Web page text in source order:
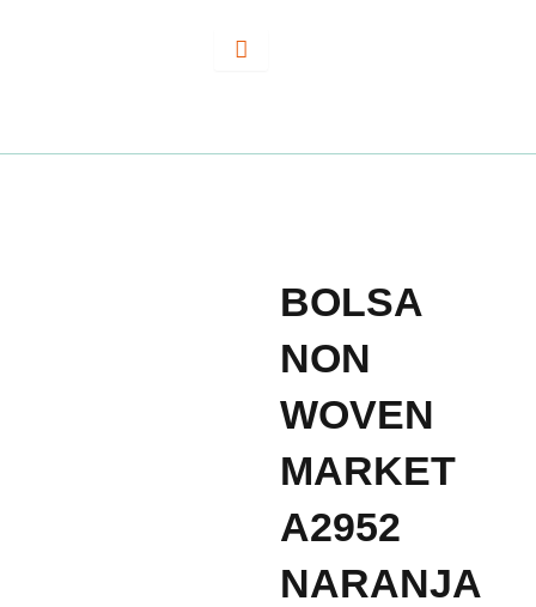
BOLSA
NON
WOVEN
MARKET
A2952
NARANJA